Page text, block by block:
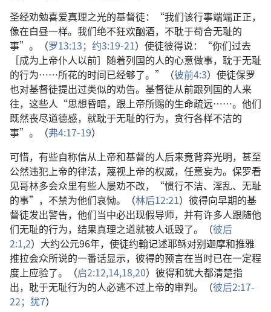
圣经劝勉喜爱真理之光的基督徒：“我们该行事端端正正，
像在白昼一样。我们绝不狂欢酗酒，不耽于苟合无耻的
事”。（罗13:13； 约3:19-21）使徒彼得说：“你们过去
［成为上帝仆人以前］随着列国的人的心意做事，耽于无耻
的行为……所花的时间已经够了。”（彼前4:3）使徒保罗
也对基督徒提出过类似的劝告。基督徒从前跟列国的人来
往，这些人“思想昏暗，跟上帝所赐的生命疏远……。他们
既然丧尽道德感，就耽于无耻的行为，贪行各样不洁的
事”。（弗4:17-19）
可惜，有些自称信从上帝和基督的人后来竟背弃光明，甚至
公然违犯上帝的律法，蔑视上帝的权威，任意妄为。保罗看
见哥林多会众里有些人屡劝不改，“惯行不洁、淫乱、无耻
的事”，不禁为他们哀恸。（林后12:21）彼得向早期的基
督徒发出警告，他们当中必出现假导师，并有许多人跟随他
们无耻的行为，结果真理之道就被人诋毁了。（彼后
2:1,2）大约公元96年，使徒约翰记述耶稣对别迦摩和推雅
推拉会众所说的一番话显示，彼得的预言在当时已在一定程
度上应验了。（启2:12,14,18,20）彼得和犹大都清楚指
出，耽于无耻行为的人必逃不过上帝的审判。（彼后2:17-
22； 犹7）